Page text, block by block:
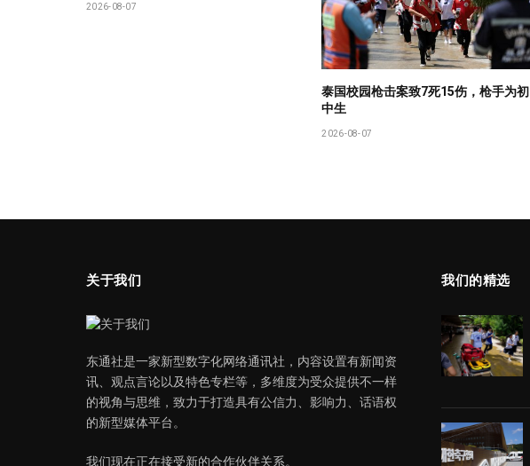
2026-08-07
泰国校园枪击案致7死15伤，枪手为初
中生
2026-08-07
关于我们
东通社是一家新型数字化网络通讯社，内容设置有新闻资
讯、观点言论以及特色专栏等，多维度为受众提供不一样
的视角与思维，致力于打造具有公信力、影响力、话语权
的新型媒体平台。
我们现在正在接受新的合作伙伴关系。
我们的精选